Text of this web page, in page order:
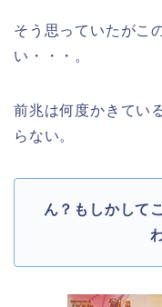
そう思っていたがこ
い・・・。
前兆は何度かきてい
らない。
ん？もしかして